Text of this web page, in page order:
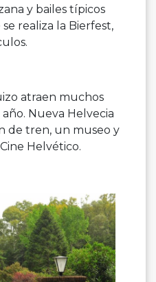
y bailes típicos
realiza la Bierfest,
atraen muchos
Nueva Helvecia
de tren, un museo y
Helvético.